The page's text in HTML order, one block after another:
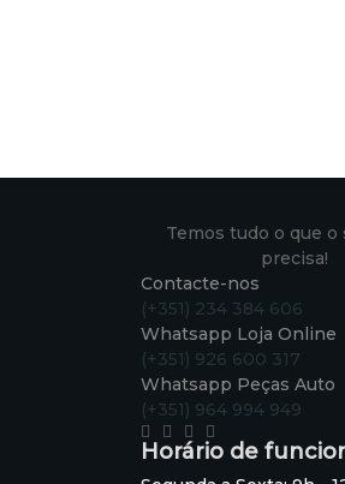
Temos tudo o que o
precisa!
Contacte-nos
(+351) 234 384 606
Whatsapp Loja Online
(+351) 926 600 317
Whatsapp Peças Auto
(+351) 964 994 949
Horário de